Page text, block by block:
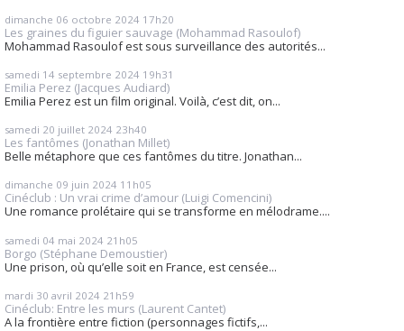
dimanche 06 octobre 2024 17h20
Les graines du figuier sauvage (Mohammad Rasoulof)
Mohammad Rasoulof est sous surveillance des autorités...
samedi 14 septembre 2024 19h31
Emilia Perez (Jacques Audiard)
Emilia Perez est un film original. Voilà, c’est dit, on...
samedi 20 juillet 2024 23h40
Les fantômes (Jonathan Millet)
Belle métaphore que ces fantômes du titre. Jonathan...
dimanche 09 juin 2024 11h05
Cinéclub : Un vrai crime d’amour (Luigi Comencini)
Une romance prolétaire qui se transforme en mélodrame....
samedi 04 mai 2024 21h05
Borgo (Stéphane Demoustier)
Une prison, où qu’elle soit en France, est censée...
mardi 30 avril 2024 21h59
Cinéclub: Entre les murs (Laurent Cantet)
A la frontière entre fiction (personnages fictifs,...